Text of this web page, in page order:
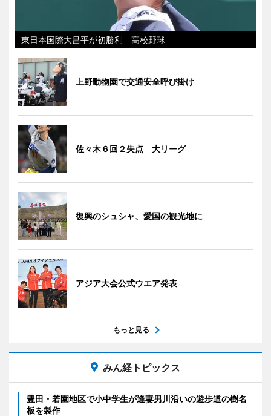
東日本国際大昌平が初勝利 高校野球
上野動物園で交通安全呼び掛け
佐々木６回２失点 大リーグ
復興のシュシャ、愛国の観光地に
アジア大会公式ウエア発表
もっと見る
みん経トピックス
豊田・若園地区で小中学生が逢妻男川沿いの遊歩道の樹名
板を製作